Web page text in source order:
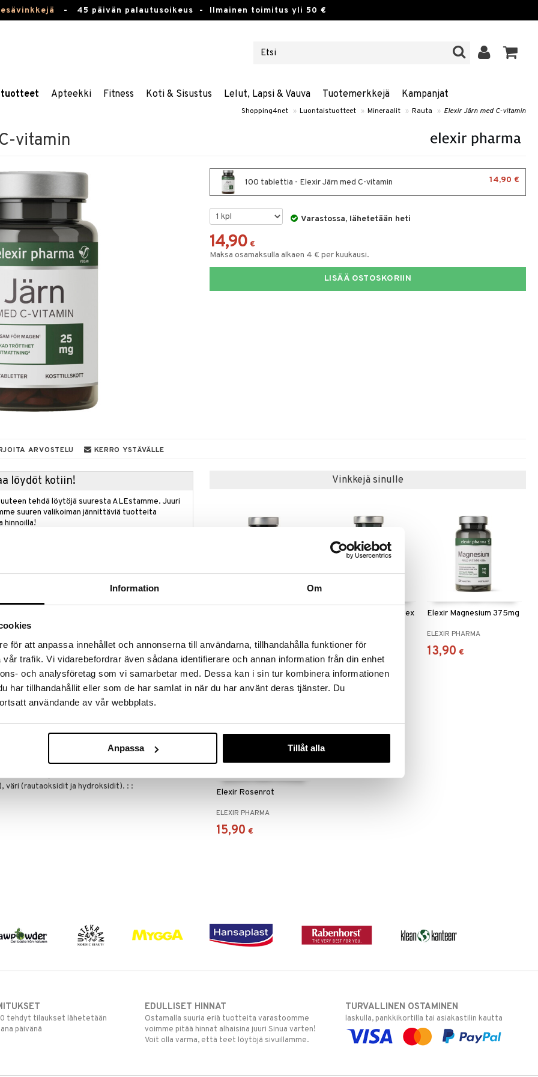
Information Om
för att anpassa innehållet och annonserna till användarna, tillhandahålla funktioner för
trafik. Vi vidarebefordrar även sådana identifierare och annan information från din enhet
och analysföretag som vi samarbetar med. Dessa kan i sin tur kombinera informationen
har tillhandahållit eller som de har samlat in när du har använt deras tjänster. Du
användande av vår webbplats.
Anpassa Tillåt alla
- 45 päivän palautusoikeus - Ilmainen toimitus yli 50 €
Apteekki Fitness Koti & Sisustus Lelut, Lapsi & Vauva Tuotemerkkejä Kampanjat
Shopping4net » Luontaistuotteet » Mineraalit » Rauta » Elexir Järn med C-vitamin
vitamin
100 tablettia - Elexir Järn med C-vitamin 14,90 €
Varastossa, lähetetään heti
14,90 €
Maksa osamaksulla alkaen 4 € per kuukausi.
LISÄÄ OSTOSKORIIN
ARVOSTELU KERRO YSTÄVÄLLE
löydöt kotiin!
tehdä löytöjä suuresta ALEstamme. Juuri
suuren valikoiman jännittäviä tuotteita
hinnoilla!
toimintaa
: :
ei tule ylittää. Ravintolisällä ei tule korvata
magnesiumsuolot), C-vitamiini (L-
rautabisglysinaatti),
stabilointiaineet (silloitettu
väri (rautaoksidit ja hydroksidit). : :
Vinkkejä sinulle
19,49 €
Elexir C-vitamin Komplex
11,89
Elexir Magnesium 375mg
ELEXIR PHARMA
13,90 €
Elexir Rosenrot
ELEXIR PHARMA
15,90 €
tehdyt tilaukset lähetetään
päivänä
EDULLISET HINNAT
Ostamalla suuria eriä tuotteita varastoomme
voimme pitää hinnat alhaisina juuri Sinua varten!
Voit olla varma, että teet löytöjä sivuillamme.
TURVALLINEN OSTAMINEN
laskulla, pankkikortilla tai asiakastilin kautta